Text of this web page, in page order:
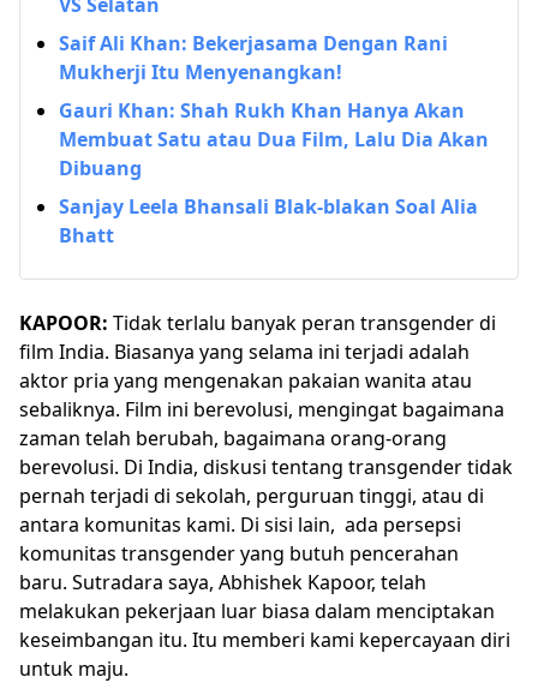
Saif Ali Khan: Bekerjasama Dengan Rani
Mukherji Itu Menyenangkan!
Gauri Khan: Shah Rukh Khan Hanya Akan
Membuat Satu atau Dua Film, Lalu Dia Akan
Dibuang
Sanjay Leela Bhansali Blak-blakan Soal Alia
Bhatt
KAPOOR: Tidak terlalu banyak peran transgender di
film India. Biasanya yang selama ini terjadi adalah
aktor pria yang mengenakan pakaian wanita atau
sebaliknya. Film ini berevolusi, mengingat bagaimana
zaman telah berubah, bagaimana orang-orang
berevolusi. Di India, diskusi tentang transgender tidak
pernah terjadi di sekolah, perguruan tinggi, atau di
antara komunitas kami. Di sisi lain, ada persepsi
komunitas transgender yang butuh pencerahan
baru. Sutradara saya, Abhishek Kapoor, telah
melakukan pekerjaan luar biasa dalam menciptakan
keseimbangan itu. Itu memberi kami kepercayaan diri
untuk maju.